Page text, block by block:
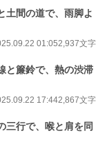
土間の道で、雨脚よ
01:052,937文字
と簾鈴で、熱の渋滞
17:442,867文字
三行で、喉と肩を同